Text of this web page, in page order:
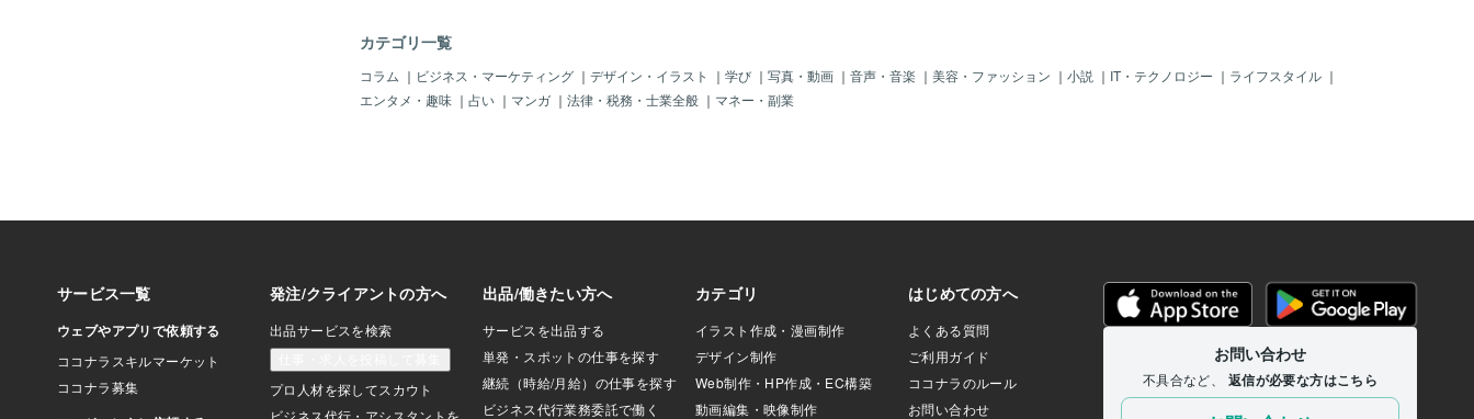
う残り少ないお金しかない。このまま、
居たのだ。どうにでもなれと覚悟を決め
た早川は又、量販店に向かった。今度は
社宅に居た時に覚えたものだ。自炊の社
シイタケを使い、それに薄口しょうゆで
味を調えた。味見してみると、凄く美味
しかった。これなら、売れると言う確信
が沸いて来た。軽ワゴンのドアを全開し
カテゴリ一覧
コラム ｜ ビジネス・マーケティング ｜ デザイン・イラスト ｜ 学び ｜ 写真・動画 ｜ 音声・音楽 ｜ 美容・ファッション ｜ 小説 ｜ IT・テクノロジー ｜ ライフスタイル ｜
エンタメ・趣味 ｜ 占い ｜ マンガ ｜ 法律・税務・士業全般 ｜ マネー・副業